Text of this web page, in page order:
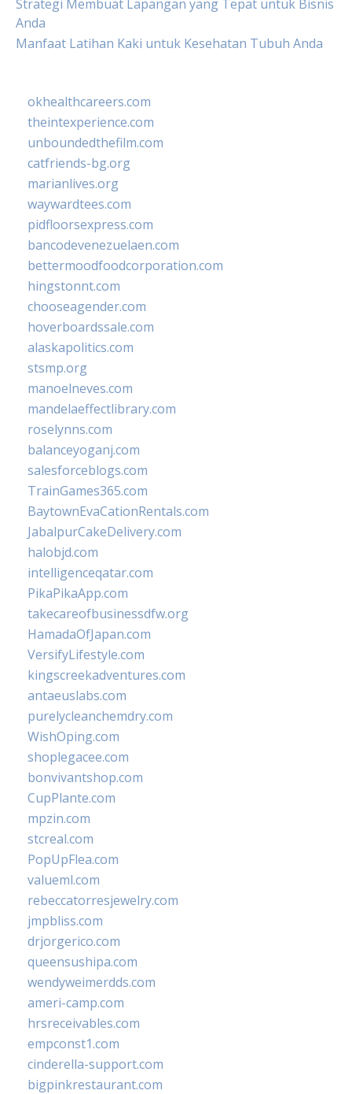
Strategi Membuat Lapangan yang Tepat untuk Bisnis
Anda
Manfaat Latihan Kaki untuk Kesehatan Tubuh Anda
okhealthcareers.com
theintexperience.com
unboundedthefilm.com
catfriends-bg.org
marianlives.org
waywardtees.com
pidfloorsexpress.com
bancodevenezuelaen.com
bettermoodfoodcorporation.com
hingstonnt.com
chooseagender.com
hoverboardssale.com
alaskapolitics.com
stsmp.org
manoelneves.com
mandelaeffectlibrary.com
roselynns.com
balanceyoganj.com
salesforceblogs.com
TrainGames365.com
BaytownEvaCationRentals.com
JabalpurCakeDelivery.com
halobjd.com
intelligenceqatar.com
PikaPikaApp.com
takecareofbusinessdfw.org
HamadaOfJapan.com
VersifyLifestyle.com
kingscreekadventures.com
antaeuslabs.com
purelycleanchemdry.com
WishOping.com
shoplegacee.com
bonvivantshop.com
CupPlante.com
mpzin.com
stcreal.com
PopUpFlea.com
valueml.com
rebeccatorresjewelry.com
jmpbliss.com
drjorgerico.com
queensushipa.com
wendyweimerdds.com
ameri-camp.com
hrsreceivables.com
empconst1.com
cinderella-support.com
bigpinkrestaurant.com